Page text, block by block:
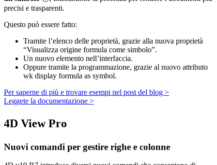
precisi e trasparenti.
Questo può essere fatto:
Tramite l’elenco delle proprietà, grazie alla nuova proprietà
“Visualizza origine formula come simbolo”.
Un nuovo elemento nell’interfaccia.
Oppure tramite la programmazione, grazie al nuovo attributo
wk display formula as symbol.
Per saperne di più e trovare esempi nel post del blog >
Leggete la documentazione >
4D View Pro
Nuovi comandi per gestire righe e colonne